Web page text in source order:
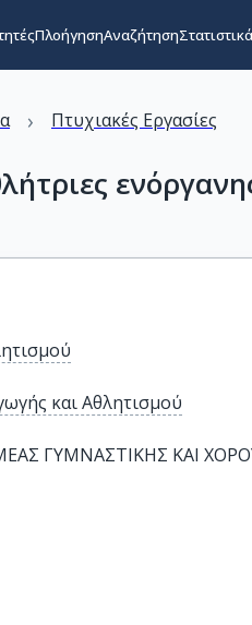
ΠλοήγησηΑναζήτησηΣτατιστικά
› Πτυχιακές Εργασίες
και Αθλητισμού
ΓΥΜΝΑΣΤΙΚΗΣ ΚΑΙ